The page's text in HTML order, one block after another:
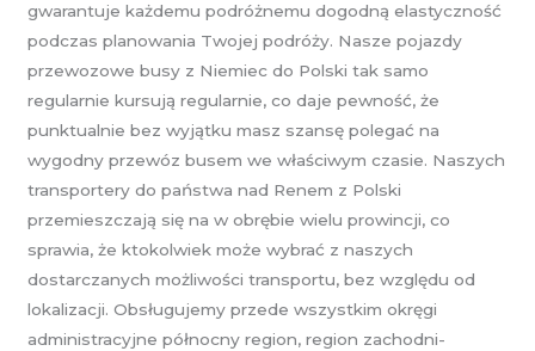
gwarantuje każdemu podróżnemu dogodną elastyczność
podczas planowania Twojej podróży. Nasze pojazdy
przewozowe busy z Niemiec do Polski tak samo
regularnie kursują regularnie, co daje pewność, że
punktualnie bez wyjątku masz szansę polegać na
wygodny przewóz busem we właściwym czasie. Naszych
transportery do państwa nad Renem z Polski
przemieszczają się na w obrębie wielu prowincji, co
sprawia, że ktokolwiek może wybrać z naszych
dostarczanych możliwości transportu, bez względu od
lokalizacji. Obsługujemy przede wszystkim okręgi
administracyjne północny region, region zachodni-